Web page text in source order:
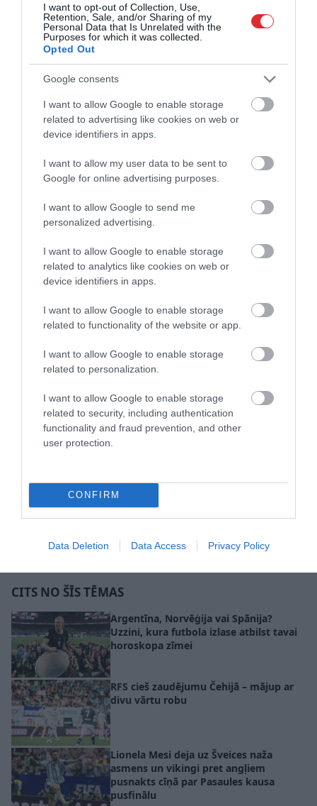
I want to opt-out of Collection, Use,
Retention, Sale, and/or Sharing of my
Personal Data that Is Unrelated with the
Purposes for which it was collected.
Opted Out
Google consents
I want to allow Google to enable storage
related to advertising like cookies on web or
device identifiers in apps.
I want to allow my user data to be sent to
Google for online advertising purposes.
I want to allow Google to send me
personalized advertising.
I want to allow Google to enable storage
related to analytics like cookies on web or
device identifiers in apps.
I want to allow Google to enable storage
related to functionality of the website or app.
I want to allow Google to enable storage
related to personalization.
I want to allow Google to enable storage
related to security, including authentication
functionality and fraud prevention, and other
user protection.
CONFIRM
Data Deletion Data Access Privacy Policy
APTAUJA
Kura no komandām sasniegs
ceturtdaļfinālu?
Kolumbija
Par sniegumu aizsardzībā var palepoties
kolumbieši, kuri ielaiduši tikai vienus vārtus,
turklāt tukšā atstāja pašu Krištianu Ronaldu un
Portugāli. Arī tas ir mazliet negaidīti, jo savulaik
uzbrukuma futbolu, kā smailē mirdzēja Hamess
Rodrigess (“Minnesota United”). Nu jau veterāna
atslēgas figūrām komandas uzbrukumu
veidošanā, taču krietni lielāka loma tajā tiek
gaidīta no Luisa Diasa (“Bayern”) un Džefersona
Lermas (“Crystal Palace”). Savainojuma dēļ
uzbrucējam Honam Kordobam, taču viņu gana
kvalitatīvi ir aizstājis Luiss Svaress (“Sporting”).
SJ prognoze:
CITS NO ŠĪS TĒMAS
Argentīna, Norvēģija vai Spānija?
Uzzini, kura futbola izlase atbilst tavai
horoskopa zīmei
RFS cieš zaudējumu Čehijā – mājup ar
divu vārtu robu
Lionela Mesi deja uz Šveices naža
asmens un vikingi pret angļiem
pusnakts cīņā par Pasaules kausa
pusfinālu